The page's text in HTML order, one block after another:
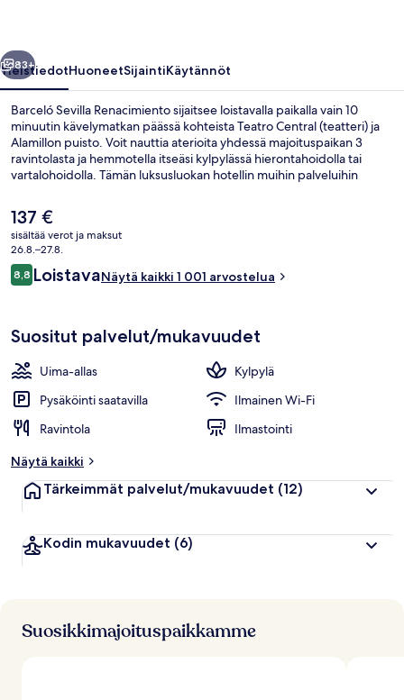
Seuraava
83+
YleistiedotHuoneetSijaintiKäytännöt
Barceló Sevilla Renacimiento sijaitsee loistavalla paikalla vain 10
minuutin kävelymatkan päässä kohteista Teatro Central (teatteri) ja
Alamillon puisto. Voit nauttia aterioita yhdessä majoituspaikan 3
ravintolasta ja hemmotella itseäsi kylpylässä hierontahoidolla tai
vartalohoidolla. Tämän luksusluokan hotellin muihin palveluihin
suuresti majoituspaikan uima-allasta ja avuliasta henkilökuntaa.
Nykyinen
hinta
on
137 €
137 €
sisältää verot ja maksut
26.8.–27.8.
Arvostelut
8,88,8 kautta 10.
LoistavaNäytä kaikki 1 001 arvostelua
Suositut palvelut/mukavuudet
Uima-allas
Kylpylä
Pysäköinti saatavilla
Ilmainen Wi-Fi
Ravintola
Ilmastointi
Näytä kaikki
Tärkeimmät palvelut/mukavuudet (12)
Kodin mukavuudet (6)
Suosikkimajoituspaikkamme